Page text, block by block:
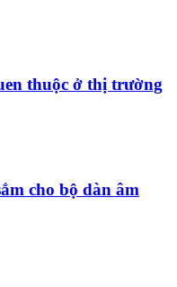
thuộc ở thị trường
cho bộ dàn âm